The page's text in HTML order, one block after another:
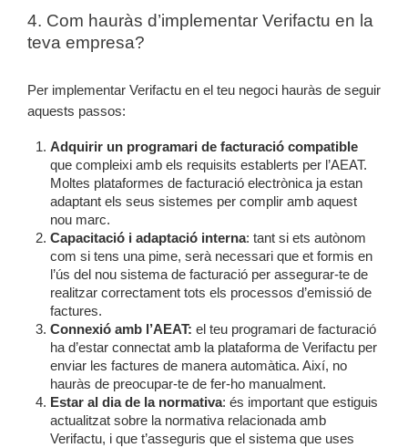
4. Com hauràs d’implementar Verifactu en la
teva empresa?
Per implementar Verifactu en el teu negoci hauràs de seguir
aquests passos:
Adquirir un programari de facturació compatible
que compleixi amb els requisits establerts per l’AEAT.
Moltes plataformes de facturació electrònica ja estan
adaptant els seus sistemes per complir amb aquest
nou marc.
Capacitació i adaptació interna: tant si ets autònom
com si tens una pime, serà necessari que et formis en
l’ús del nou sistema de facturació per assegurar-te de
realitzar correctament tots els processos d’emissió de
factures.
Connexió amb l’AEAT: el teu programari de facturació
ha d’estar connectat amb la plataforma de Verifactu per
enviar les factures de manera automàtica. Així, no
hauràs de preocupar-te de fer-ho manualment.
Estar al dia de la normativa: és important que estiguis
actualitzat sobre la normativa relacionada amb
Verifactu, i que t’asseguris que el sistema que uses